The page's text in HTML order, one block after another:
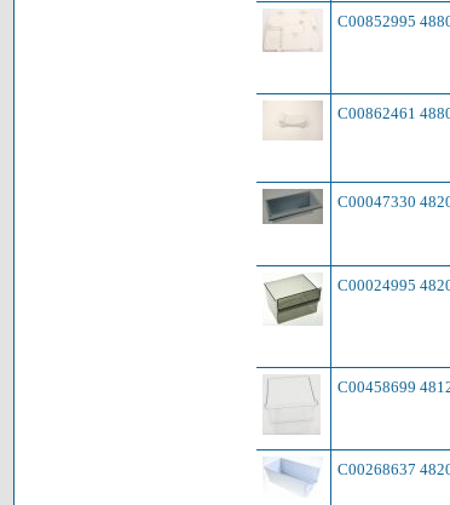
C00852995
C00862461
C00047330
C00024995
C00458699
C00268637